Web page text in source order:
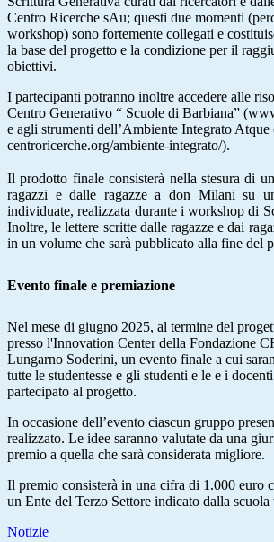
Centro Ricerche sAu; questi due momenti
workshop) sono fortemente collegati e
la base del progetto e la condizione per il
obiettivi.
I partecipanti potranno inoltre accedere alle
Centro Generativo “ Scuole di Barbiana” (
e agli strumenti dell’Ambiente Integrato Atque
centroricerche.org/ambiente-integrato/).
Il prodotto finale consisterà nella stesura di
ragazzi e dalle ragazze a don Milani su
individuate, realizzata durante i workshop di
Inoltre, le lettere scritte dalle ragazze e dai
in un volume che sarà pubblicato alla fine del
Evento finale e premiazione
Nel mese di giugno 2025, al termine del
presso l'Innovation Center della Fondazione
Lungarno Soderini, un evento finale a cui
tutte le studentesse e gli studenti e le e i
partecipato al progetto.
In occasione dell’evento ciascun gruppo
realizzato. Le idee saranno valutate da una
premio a quella che sarà considerata migliore.
Il premio consisterà in una cifra di 1.000 euro
un Ente del Terzo Settore indicato dalla
Notizie